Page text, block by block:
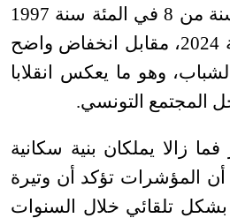
تتجاوز أعمارهم 60 سنة من 8 في المئة سنة 1997
إلى 17 في المئة سنة 2024، مقابل انخفاض واضح
وهو ما يعكس انقلابا
المجتمع التونسي.
زالا يملكان بنية سكانية
أن المؤشرات تؤكد أن وتيرة
تلقائي خلال السنوات